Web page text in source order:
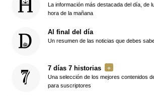
La información más destacada del día, de
hora de la mañana
Al final del día
Un resumen de las noticias que debes
7 días 7 historias
Una selección de los mejores contenidos
para suscriptores